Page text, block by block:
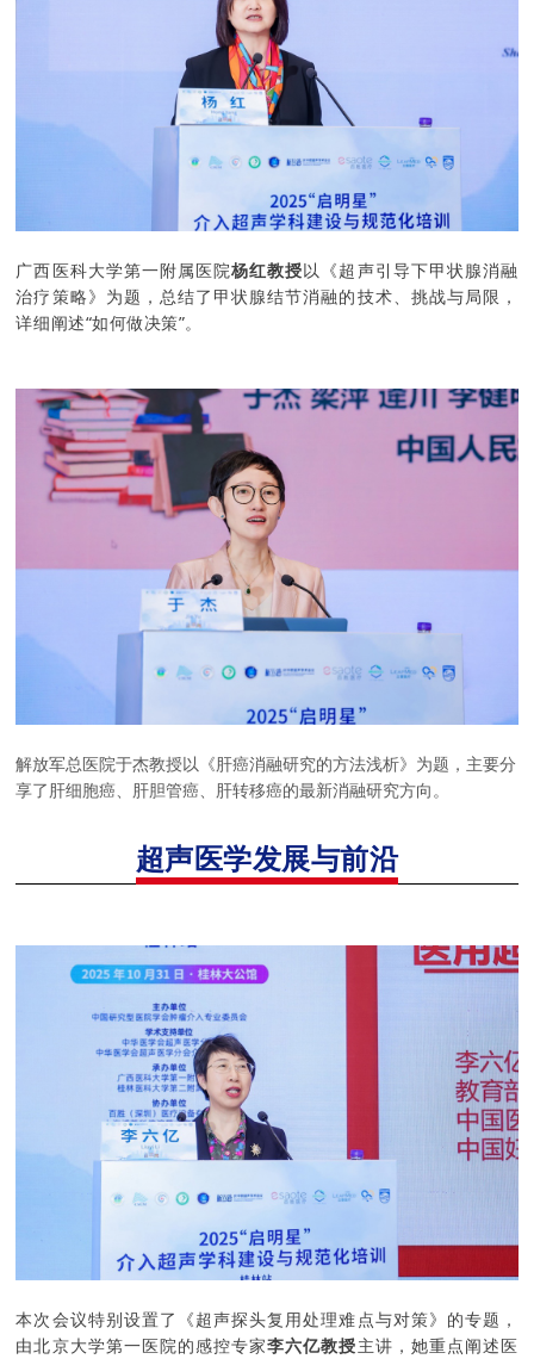
广西医科大学第一附属医院杨红教授以《超声引导下甲状腺消融
治疗策略》为题，总结了甲状腺结节消融的技术、挑战与局限，
详细阐述“如何做决策”。
解放军总医院于杰教授以《肝癌消融研究的方法浅析》为题，主要分
享了肝细胞癌、肝胆管癌、肝转移癌的最新消融研究方向。
超声医学发展与前沿
本次会议特别设置了《超声探头复用处理难点与对策》的专题，
由北京大学第一医院的感控专家李六亿教授主讲，她重点阐述医